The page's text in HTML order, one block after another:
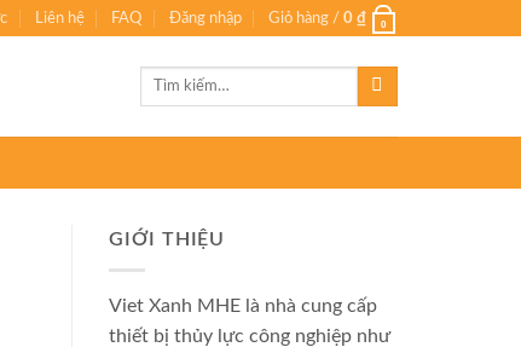
Liên hệ FAQ Đăng nhập Giỏ hàng / 0 ₫ 0
Tìm
GIỚI THIỆU
Viet Xanh MHE là nhà cung cấp
thiết bị thủy lực công nghiệp như